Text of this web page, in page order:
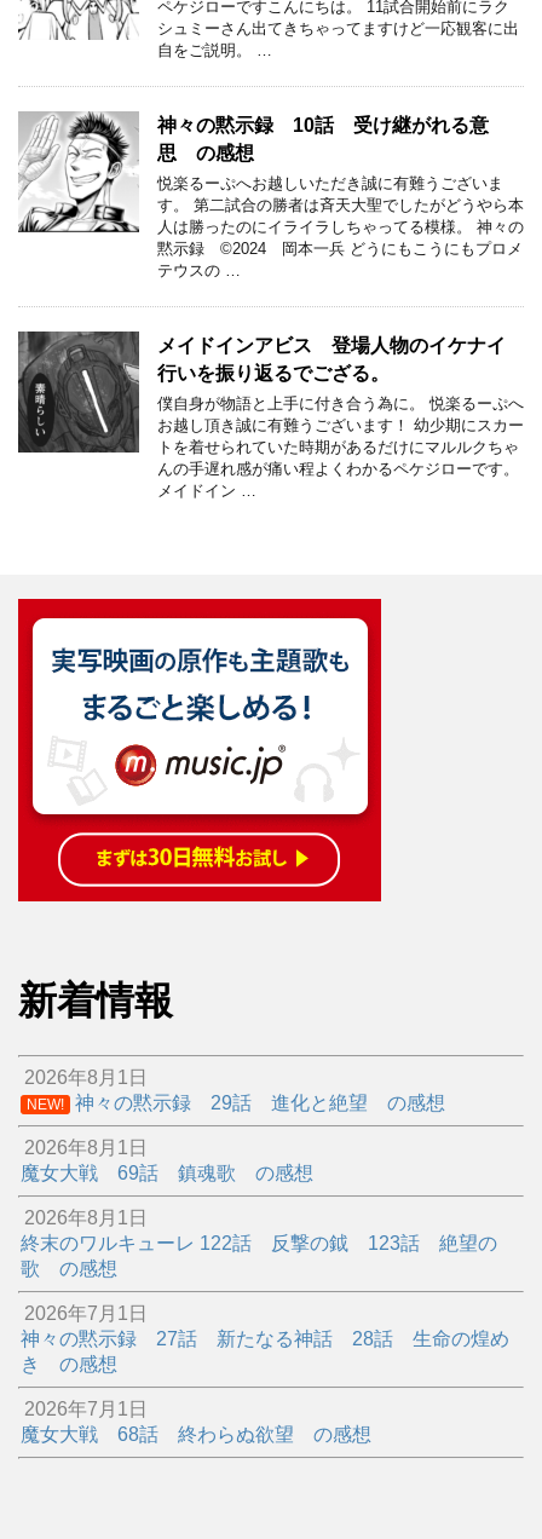
ペケジローですこんにちは。 11試合開始前にラク
シュミーさん出てきちゃってますけど一応観客に出
自をご説明。 …
神々の黙示録 10話 受け継がれる意
思 の感想
悦楽るーぷへお越しいただき誠に有難うございま
す。 第二試合の勝者は斉天大聖でしたがどうやら本
人は勝ったのにイライラしちゃってる模様。 神々の
黙示録 ©2024 岡本一兵 どうにもこうにもプロメ
テウスの …
メイドインアビス 登場人物のイケナイ
行いを振り返るでござる。
僕自身が物語と上手に付き合う為に。 悦楽るーぷへ
お越し頂き誠に有難うございます！ 幼少期にスカー
トを着せられていた時期があるだけにマルルクちゃ
んの手遅れ感が痛い程よくわかるペケジローです。
メイドイン …
新着情報
2026年8月1日
NEW! 神々の黙示録 29話 進化と絶望 の感想
2026年8月1日
魔女大戦 69話 鎮魂歌 の感想
2026年8月1日
終末のワルキューレ 122話 反撃の鉞 123話 絶望の
歌 の感想
2026年7月1日
神々の黙示録 27話 新たなる神話 28話 生命の煌め
き の感想
2026年7月1日
魔女大戦 68話 終わらぬ欲望 の感想